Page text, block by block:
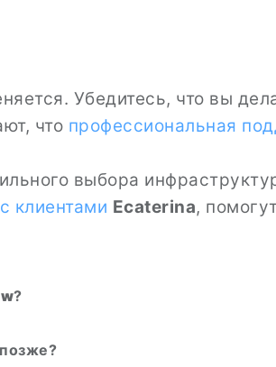
Убедитесь, что вы
что профессиональная
выбора
клиентами Ecaterina,
?